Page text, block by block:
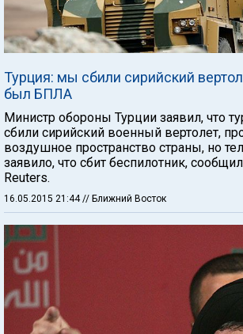
Турция: мы сбили сирийский
был БПЛА
Министр обороны Турции заявил, что
сбили сирийский военный вертолет,
воздушное пространство страны, но
заявило, что сбит беспилотник,
Reuters.
16.05.2015 21:44 // Ближний Восток